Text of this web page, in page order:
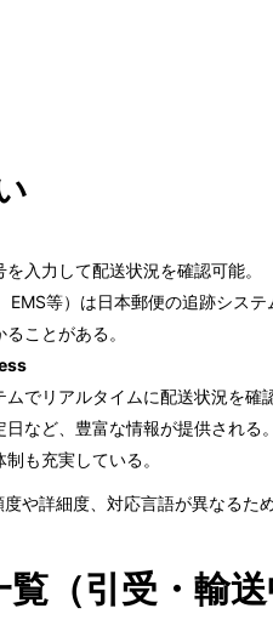
入力して配送状況を確認可能。
等）は日本郵便の追跡システ
ことがある。
でリアルタイムに配送状況を確
など、豊富な情報が提供される。
も充実している。
や詳細度、対応言語が異なるた
（引受・輸送